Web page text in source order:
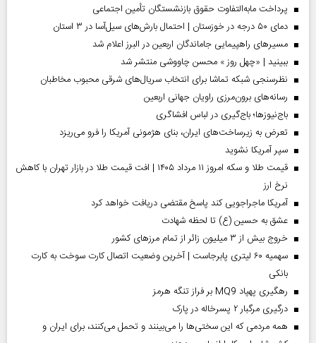
پرداخت مابه‌التفاوت حقوق بازنشستگان تأمین اجتماعی
دمای ۵۰ درجه در خوزستان | احتمال بارش‌های سیل‌آسا در ۳ استان
مسیر‌های راهپیمایی جاماندگان اربعین در البرز اعلام شد
ببینید | «چهل روز » محسن چاووشی منتشر شد
نظرسنجی شبکه تماشا برای انتخاب سریال‌های شرقی محبوب مخاطبان
رسانه‌های برون‌مرزی راویان جهانی اربعین
باج‌نیوزها؛ باج‌گیری در لباس افشاگری
تعرض به زیرساخت‌های ایران، بنای هژمونی آمریکا را فرو می‌ریزد
سپر آمریکا نشوید
قیمت طلا و سکه امروز ۱۱ مرداد ۱۴۰۵ | افت قیمت طلا در بازار تهران با کاهش
نرخ ارز
آمریکا ماجراجویی کند پاسخ مقتضی دریافت خواهد کرد
عشق به حسین (ع) تا لحظه شهادت
خروج بیش از ۳ میلیون زائر از تمام مرز‌های کشور
سهمیه ۶۰ لیتری پابرجاست | آخرین وضعیت اتصال کارت سوخت به کارت
بانکی
رهگیری پهپاد MQ9 بر فراز تنگه هرمز
درگیری مرگبار ۲ پسرخاله در پارک
همه مردمی که این سختی‌ها را می‌بینند و تحمل می‌کنند، برای ایران و